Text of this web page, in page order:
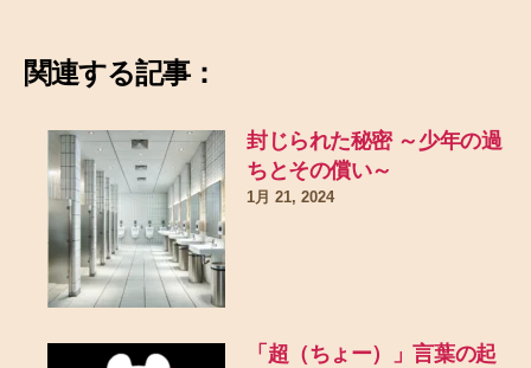
関連する記事：
封じられた秘密 ～少年の過
ちとその償い～
1月 21, 2024
「超（ちょー）」言葉の起